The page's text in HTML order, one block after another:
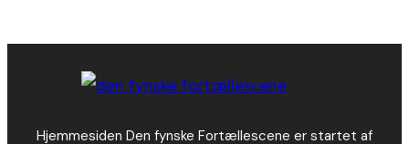
Hjemmesiden Den fynske Fortællescene er startet af